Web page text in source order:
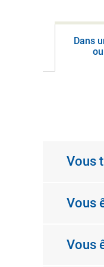
Dans
Vous
Vous
Vous